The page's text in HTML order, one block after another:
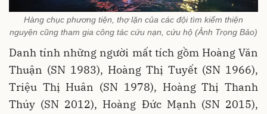
Hàng chục phương tiện, thợ lặn của các đội tìm kiếm thiện
nguyện cũng tham gia công tác cứu nạn, cứu hộ (Ảnh Trọng Bảo)
Danh tính những người mất tích gồm Hoàng Văn
Thuận (SN 1983), Hoàng Thị Tuyết (SN 1966),
Triệu Thị Huân (SN 1978), Hoàng Thị Thanh
Thúy (SN 2012), Hoàng Đức Mạnh (SN 2015),